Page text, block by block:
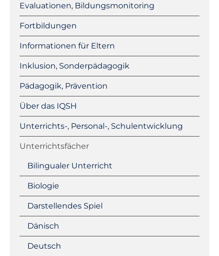
Evaluationen, Bildungsmonitoring
Fortbildungen
Informationen für Eltern
Inklusion, Sonderpädagogik
Pädagogik, Prävention
Über das IQSH
Unterrichts-, Personal-, Schulentwicklung
Unterrichtsfächer
Bilingualer Unterricht
Biologie
Darstellendes Spiel
Dänisch
Deutsch